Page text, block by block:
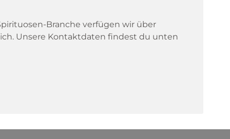
Branche verfügen wir über
Unsere Kontaktdaten findest du unten